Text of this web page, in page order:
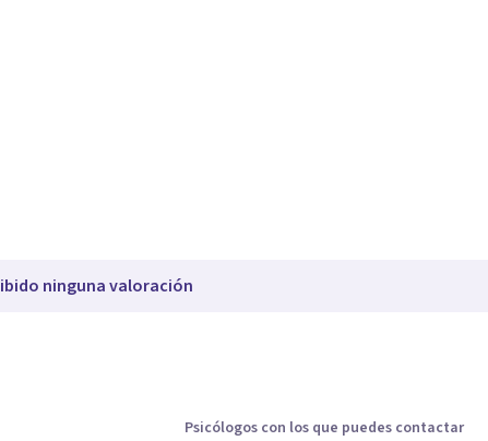
ninguna valoración
Psicólogos con los que puedes contactar